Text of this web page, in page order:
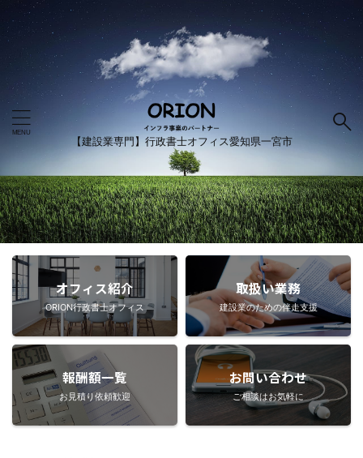
【建設業専門】行政書士オフィス愛知県一宮市
オフィス紹介
ORION行政書士オフィス
取扱い業務
建設業のための伴走支援
報酬額一覧
お見積り依頼歓迎
お問い合わせ
ご相談はお気軽に